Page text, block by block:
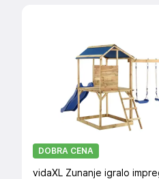
DOBRA CENA
vidaXL Zunanje igralo